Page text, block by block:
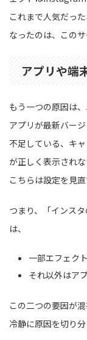
これまで人気だっ
なったのは、この
アプリや端
もう一つの原因は
アプリが最新バー
不足している、キ
が正しく表示されな
こちらは設定を見
つまり、「インス
は、
一部エフェク
それ以外はア
この二つの要因が
冷静に原因を切り分